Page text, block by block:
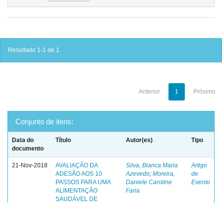
Resultado 1-1 de 1.
Anterior 1 Próximo
Conjunto de itens:
Data do
documento
Título Autor(es) Tipo
21-Nov-2018
AVALIAÇÃO DA
ADESÃO AOS 10
PASSOS PARA UMA
ALIMENTAÇÃO
SAUDÁVEL DE
Silva, Bianca Maria
Azevedo; Moreira,
Daniele Caroline
Faria
Artigo
de
Evento